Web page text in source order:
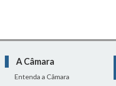
A Câmara
Entenda a Câmara